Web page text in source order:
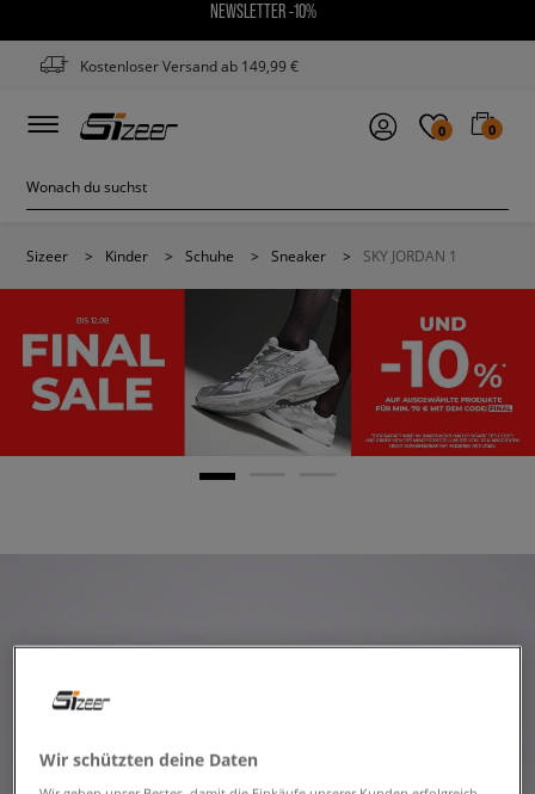
NEWSLETTER -10%
Kostenloser Versand ab 149,99 €
0 0
Sizeer > Kinder > Schuhe > Sneaker > SKY JORDAN 1
Wir schützten deine Daten